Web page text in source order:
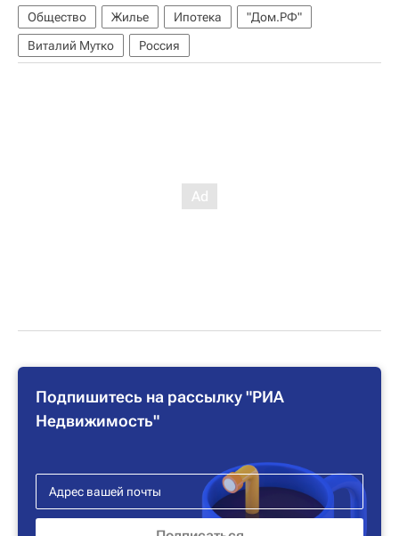
Общество Жилье Ипотека
"Дом.РФ"
Виталий Мутко
Россия
Подпишитесь на рассылку "РИА
Недвижимость"